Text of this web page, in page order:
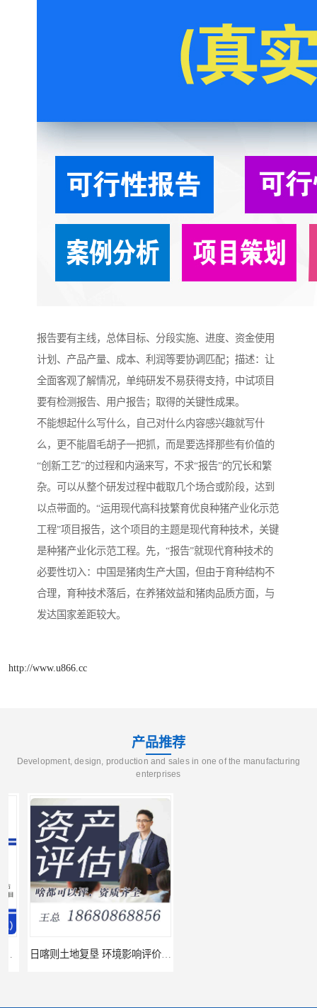
报告要有主线，总体目标、分段实施、进度、资金使用
计划、产品产量、成本、利润等要协调匹配；描述：让
全面客观了解情况，单纯研发不易获得支持，中试项目
要有检测报告、用户报告；取得的关键性成果。
不能想起什么写什么，自己对什么内容感兴趣就写什
么，更不能眉毛胡子一把抓，而是要选择那些有价值的
“创新工艺”的过程和内涵来写，不求“报告”的冗长和繁
杂。可以从整个研发过程中截取几个场合或阶段，达到
以点带面的。“运用现代高科技繁育优良种猪产业化示范
工程”项目报告，这个项目的主题是现代育种技术，关键
是种猪产业化示范工程。先，“报告”就现代育种技术的
必要性切入：中国是猪肉生产大国，但由于育种结构不
合理，育种技术落后，在养猪效益和猪肉品质方面，与
发达国家差距较大。
http://www.u866.cc
产品推荐
Development, design, production and sales in one of the manufacturing
enterprises
日喀则土地复垦 环境影响评价报告 公司